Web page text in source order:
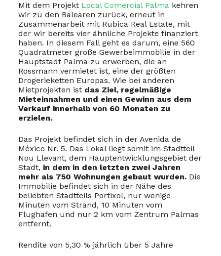
Mit dem Projekt Local Comercial Palmakehren
wir zu den Balearen zurück, erneut in
Zusammenarbeit mit Rubica Real Estate, mit
der wir bereits vier ähnliche Projekte finanziert
haben. In diesem Fall geht es darum, eine 560
Quadratmeter große Gewerbeimmobilie in der
Hauptstadt Palma zu erwerben, die an
Rossmann vermietet ist, eine der größten
Drogerieketten Europas. Wie bei anderen
Mietprojekten ist das Ziel, regelmäßige
Mieteinnahmen und einen Gewinn aus dem
Verkauf innerhalb von 60 Monaten zu
erzielen.
Das Projekt befindet sich in der Avenida de
México Nr. 5. Das Lokal liegt somit im Stadtteil
Nou Llevant, dem Hauptentwicklungsgebiet der
Stadt, in dem in den letzten zwei Jahren
mehr als 750 Wohnungen gebaut wurden.Die
Immobilie befindet sich in der Nähe des
beliebten Stadtteils Portixol, nur wenige
Minuten vom Strand, 10 Minuten vom
Flughafen und nur 2 km vom Zentrum Palmas
entfernt.
Rendite von 5,30 % jährlich über 5 Jahre